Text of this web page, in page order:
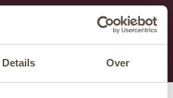
Details Over
in onderhoud.
je ons bellen +31 413 274